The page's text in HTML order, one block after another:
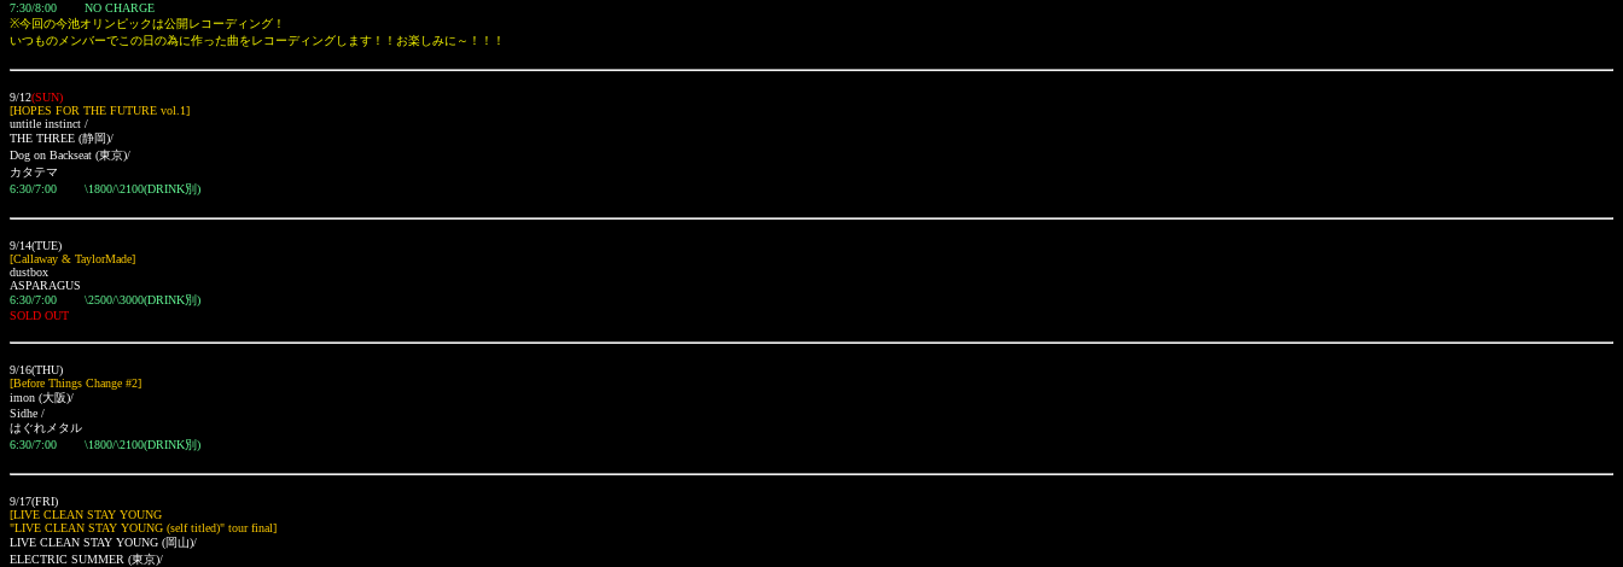
7:30/8:00 NO CHARGE
※今回の今池オリンピックは公開レコーディング！
いつものメンバーでこの日の為に作った曲をレコーディングします！！お楽しみに～！！！
9/12(SUN)
[HOPES FOR THE FUTURE vol.1]
untitle instinct /
THE THREE (静岡)/
Dog on Backseat (東京)/
カタテマ
6:30/7:00 \1800/\2100(DRINK別)
9/14(TUE)
[Callaway & TaylorMade]
dustbox
ASPARAGUS
6:30/7:00 \2500/\3000(DRINK別)
SOLD OUT
9/16(THU)
[Before Things Change #2]
imon (大阪)/
Sidhe /
はぐれメタル
6:30/7:00 \1800/\2100(DRINK別)
9/17(FRI)
[LIVE CLEAN STAY YOUNG
"LIVE CLEAN STAY YOUNG (self titled)" tour final]
LIVE CLEAN STAY YOUNG (岡山)/
ELECTRIC SUMMER (東京)/